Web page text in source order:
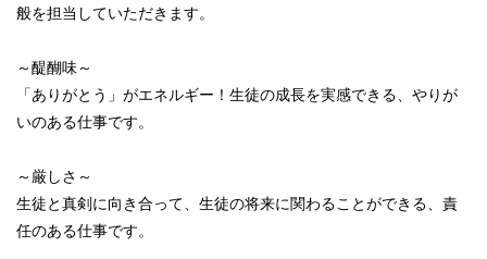
般を担当していただきます。
～醍醐味～
「ありがとう」がエネルギー！生徒の成長を実感できる、やりが
いのある仕事です。
～厳しさ～
生徒と真剣に向き合って、生徒の将来に関わることができる、責
任のある仕事です。